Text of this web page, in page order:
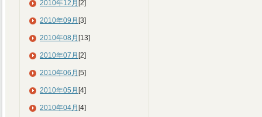
2010年12月 [2]
2010年09月 [3]
2010年08月 [13]
2010年07月 [2]
2010年06月 [5]
2010年05月 [4]
2010年04月 [4]